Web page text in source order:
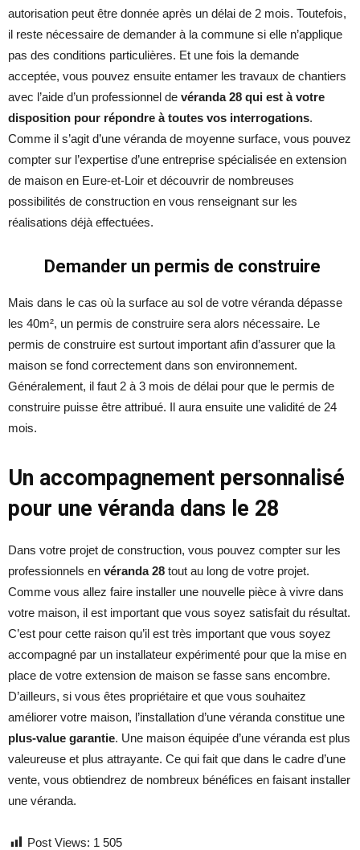
autorisation peut être donnée après un délai de 2 mois. Toutefois,
il reste nécessaire de demander à la commune si elle n’applique
pas des conditions particulières. Et une fois la demande
acceptée, vous pouvez ensuite entamer les travaux de chantiers
avec l’aide d’un professionnel de véranda 28 qui est à votre
disposition pour répondre à toutes vos interrogations.
Comme il s’agit d’une véranda de moyenne surface, vous pouvez
compter sur l’expertise d’une entreprise spécialisée en extension
de maison en Eure-et-Loir et découvrir de nombreuses
possibilités de construction en vous renseignant sur les
réalisations déjà effectuées.
Demander un permis de construire
Mais dans le cas où la surface au sol de votre véranda dépasse
les 40m², un permis de construire sera alors nécessaire. Le
permis de construire est surtout important afin d’assurer que la
maison se fond correctement dans son environnement.
Généralement, il faut 2 à 3 mois de délai pour que le permis de
construire puisse être attribué. Il aura ensuite une validité de 24
mois.
Un accompagnement personnalisé
pour une véranda dans le 28
Dans votre projet de construction, vous pouvez compter sur les
professionnels en véranda 28 tout au long de votre projet.
Comme vous allez faire installer une nouvelle pièce à vivre dans
votre maison, il est important que vous soyez satisfait du résultat.
C’est pour cette raison qu’il est très important que vous soyez
accompagné par un installateur expérimenté pour que la mise en
place de votre extension de maison se fasse sans encombre.
D’ailleurs, si vous êtes propriétaire et que vous souhaitez
améliorer votre maison, l’installation d’une véranda constitue une
plus-value garantie. Une maison équipée d’une véranda est plus
valeureuse et plus attrayante. Ce qui fait que dans le cadre d’une
vente, vous obtiendrez de nombreux bénéfices en faisant installer
une véranda.
Post Views: 1 505